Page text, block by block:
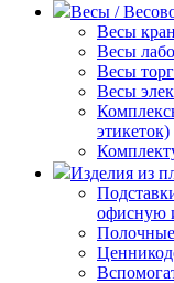
Весы /
Весы
Весы
Весы
Весы
этикеток)
Изделия из
офисную
Полочные